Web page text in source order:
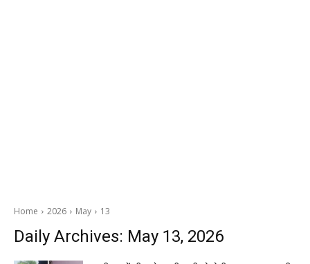
Home 2026 May 13
Daily Archives: May 13, 2026